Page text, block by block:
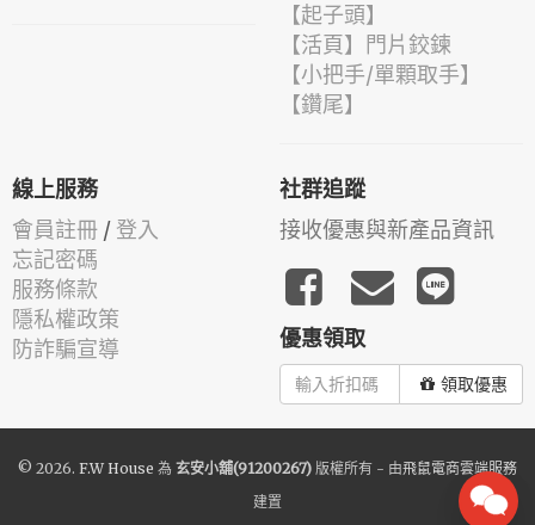
【起子頭】
【活頁】門片鉸鍊
【小把手/單顆取手】
【鑽尾】
線上服務
會員註冊 / 登入
忘記密碼
服務條款
隱私權政策
防詐騙宣導
社群追蹤
接收優惠與新產品資訊
優惠領取
領取優惠
© 2026. F.W House 為 玄安小舖(91200267) 版權所有 - 由飛鼠電商雲端服務
建置